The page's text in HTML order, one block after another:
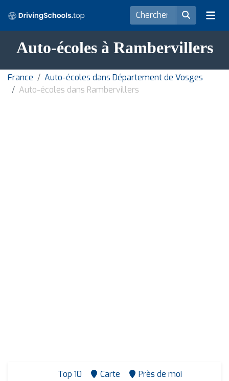
Auto-écoles à Rambervillers
France
Auto-écoles dans Département de Vosges
Auto-écoles dans Rambervillers
Top 10 Carte Près de moi